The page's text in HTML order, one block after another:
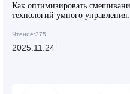
Как оптимизировать
технологий умного
Чтение:375
2025.11.24